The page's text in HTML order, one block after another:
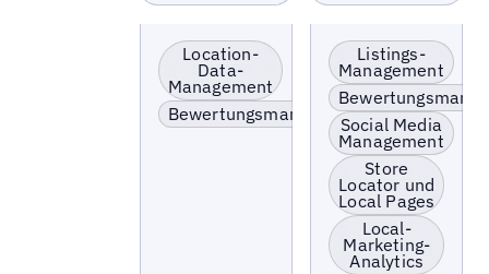
Lokale Präsenz
optimieren &
aktivieren
Bewertungsergebnis
skalieren
Location-
Data-
Management
Bewertungsmanagement
Einzelhandel &
Franchise
Listings-
Management
Social Media
Management
Store
Locator und
Local Pages
Local-
Marketing-
Analytics